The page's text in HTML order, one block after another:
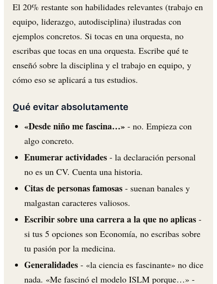
El 20% restante son habilidades relevantes (trabajo en
equipo, liderazgo, autodisciplina) ilustradas con
ejemplos concretos. Si tocas en una orquesta, no
escribas que tocas en una orquesta. Escribe qué te
enseñó sobre la disciplina y el trabajo en equipo, y
cómo eso se aplicará a tus estudios.
Qué evitar absolutamente
«Desde niño me fascina…»- no. Empieza con
algo concreto.
Enumerar actividades- la declaración personal
no es un CV. Cuenta una historia.
Citas de personas famosas- suenan banales y
malgastan caracteres valiosos.
Escribir sobre una carrera a la que no aplicas-
si tus 5 opciones son Economía, no escribas sobre
tu pasión por la medicina.
Generalidades- «la ciencia es fascinante» no dice
nada. «Me fascinó el modelo ISLM porque…» -